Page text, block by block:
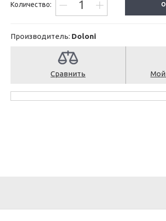
Количество:
Производитель: Doloni
Сравнить Мой